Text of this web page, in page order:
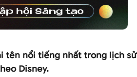
tên nổi tiếng nhất trong lịch sử
Disney.